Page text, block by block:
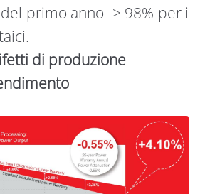
primo anno ≥ 98% per i
di produzione